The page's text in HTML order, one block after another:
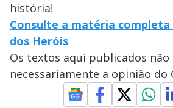
história!
Consulte a matéria
dos Heróis
Os textos aqui publicados
necessariamente a opinião do